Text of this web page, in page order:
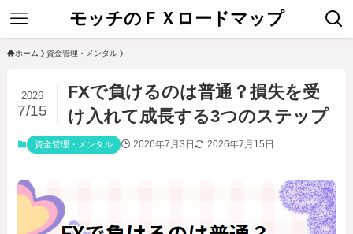
モッチのＦＸロードマップ
ホーム 資金管理・メンタル
FXで負けるのは普通？損失を受
け入れて成長する3つのステップ
2026
7/15
資金管理・メンタル 2026年7月3日 2026年7月15日